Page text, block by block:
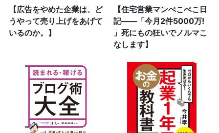
【広告をやめた企業は、ど
うやって売り上げをあげて
いるのか。】
【住宅営業マンぺこぺこ日
記――「今月2件5000万!
」死にもの狂いでノルマこ
なします】